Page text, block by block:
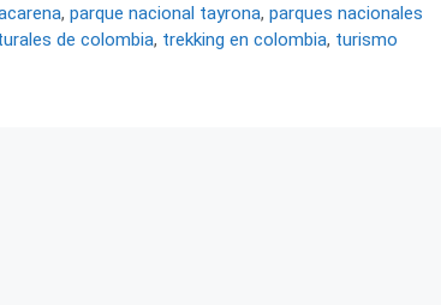
, parque nacional tayrona, parques nacionales
de colombia, trekking en colombia, turismo